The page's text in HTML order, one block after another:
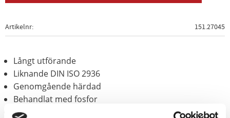
Artikelnr 151.27045
Långt utförande
Liknande DIN ISO 2936
Genomgående härdad
Behandlat med fosfor
Speciellt-verktygsstål